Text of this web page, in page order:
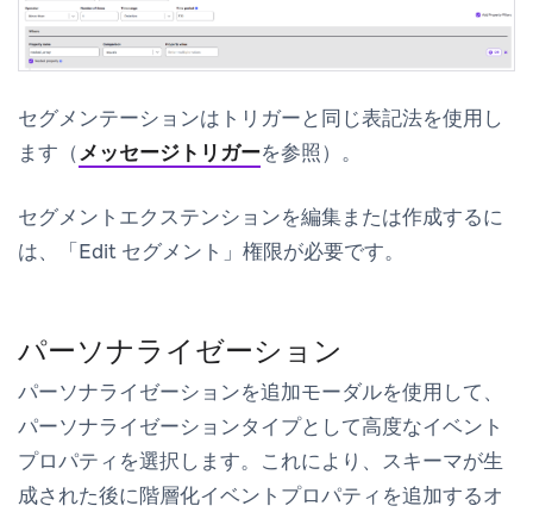
セグメンテーションはトリガーと同じ表記法を使用し
ます（メッセージトリガーを参照）。
セグメントエクステンションを編集または作成するに
は、「Edit セグメント」権限が必要です。
パーソナライゼーション
パーソナライゼーションを追加モーダルを使用して、
パーソナライゼーションタイプとして高度なイベント
プロパティ を選択します。これにより、スキーマが生
成された後に階層化イベントプロパティを追加するオ